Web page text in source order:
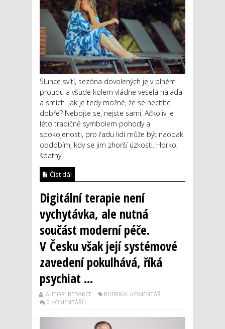
Slunce svítí, sezóna dovolených je v plném
proudu a všude kolem vládne veselá nálada
a smích. Jak je tedy možné, že se necítíte
dobře? Nebojte se, nejste sami. Ačkoliv je
léto tradičně symbolem pohody a
spokojenosti, pro řadu lidí může být naopak
obdobím, kdy se jim zhorší úzkosti. Horko,
špatný...
Číst dál
Digitální terapie není
vychytávka, ale nutná
součást moderní péče.
V Česku však její systémové
zavedení pokulhává, říká
psychiat ...
AUTOR: REDAKCE
RUBRIKA: KOMENTÁŘ
0 KOMENTÁŘŮ